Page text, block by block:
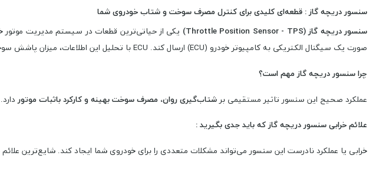
سنسور دریچه گاز : قطعه‌ای کلیدی برای کنترل مصرف سوخت و شتاب خودروی شما
سنسور دریچه گاز (Throttle Position Sensor - TPS)
یکی از حیاتی‌ترین قطعات در سیستم مدیریت موتور
صورت یک سیگنال الکتریکی به کامپیوتر خودرو (ECU) ارسال کند. ECU با تحلیل این اطلاعات، میزان پاشش سوخت و هوای ورودی به موتور را به دقیق‌ترین شکل ممکن تنظیم می‌کند.
چرا سنسور دریچه گاز مهم است؟
عملکرد صحیح این سنسور تاثیر مستقیمی بر شتاب‌گیری روان، مصرف سوخت بهینه و کارکرد باثبات موتور
علائم خرابی سنسور دریچه گاز که باید جدی بگیرید :
خرابی یا عملکرد نادرست این سنسور می‌تواند مشکلات متعددی را برای خودروی شما ایجاد کند. شایع‌ترین علائم